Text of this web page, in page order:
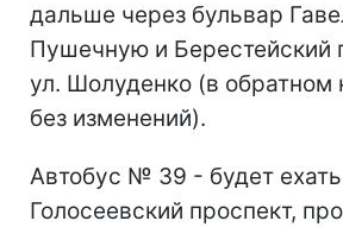
дальше через бульвар
Пушечную и Берестейский
ул. Шолуденко (в обратном
без изменений).
Автобус № 39 - будет
Голосеевский проспект,